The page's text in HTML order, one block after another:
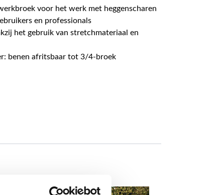
voor het werk met heggenscharen
en professionals
het gebruik van stretchmateriaal en
benen afritsbaar tot 3/4-broek